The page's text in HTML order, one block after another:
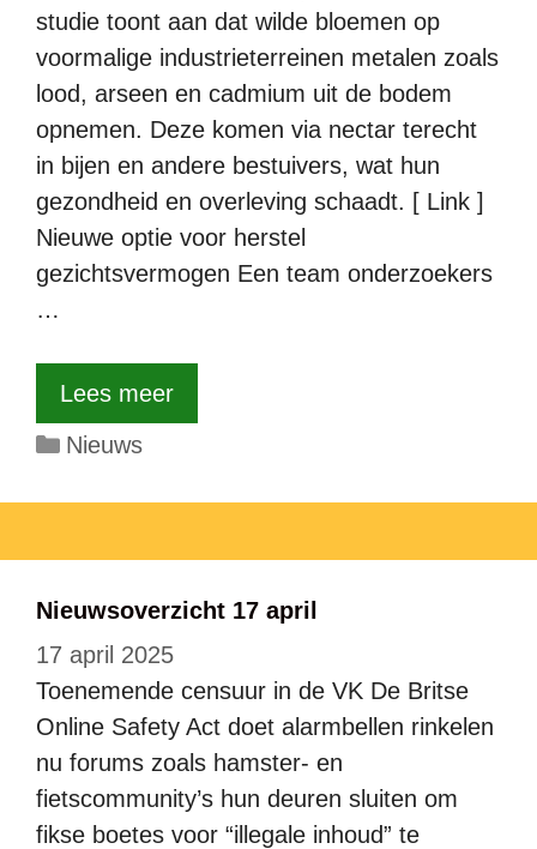
studie toont aan dat wilde bloemen op
voormalige industrieterreinen metalen zoals
lood, arseen en cadmium uit de bodem
opnemen. Deze komen via nectar terecht
in bijen en andere bestuivers, wat hun
gezondheid en overleving schaadt. [ Link ]
Nieuwe optie voor herstel
gezichtsvermogen Een team onderzoekers
…
Lees meer
Categorieën
Nieuws
Nieuwsoverzicht 17 april
17 april 2025
Toenemende censuur in de VK De Britse
Online Safety Act doet alarmbellen rinkelen
nu forums zoals hamster- en
fietscommunity’s hun deuren sluiten om
fikse boetes voor “illegale inhoud” te